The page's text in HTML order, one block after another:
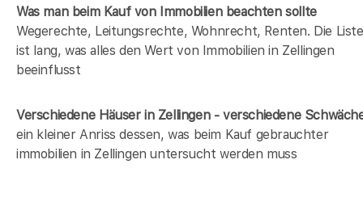
Was man beim Kauf von Immobilien beachten sollte
Wegerechte, Leitungsrechte, Wohnrecht, Renten. Die Liste
ist lang, was alles den Wert von Immobilien in Zellingen
beeinflusst
Verschiedene Häuser in Zellingen - verschiedene
ein kleiner Anriss dessen, was beim Kauf gebrauchter
immobilien in Zellingen untersucht werden muss